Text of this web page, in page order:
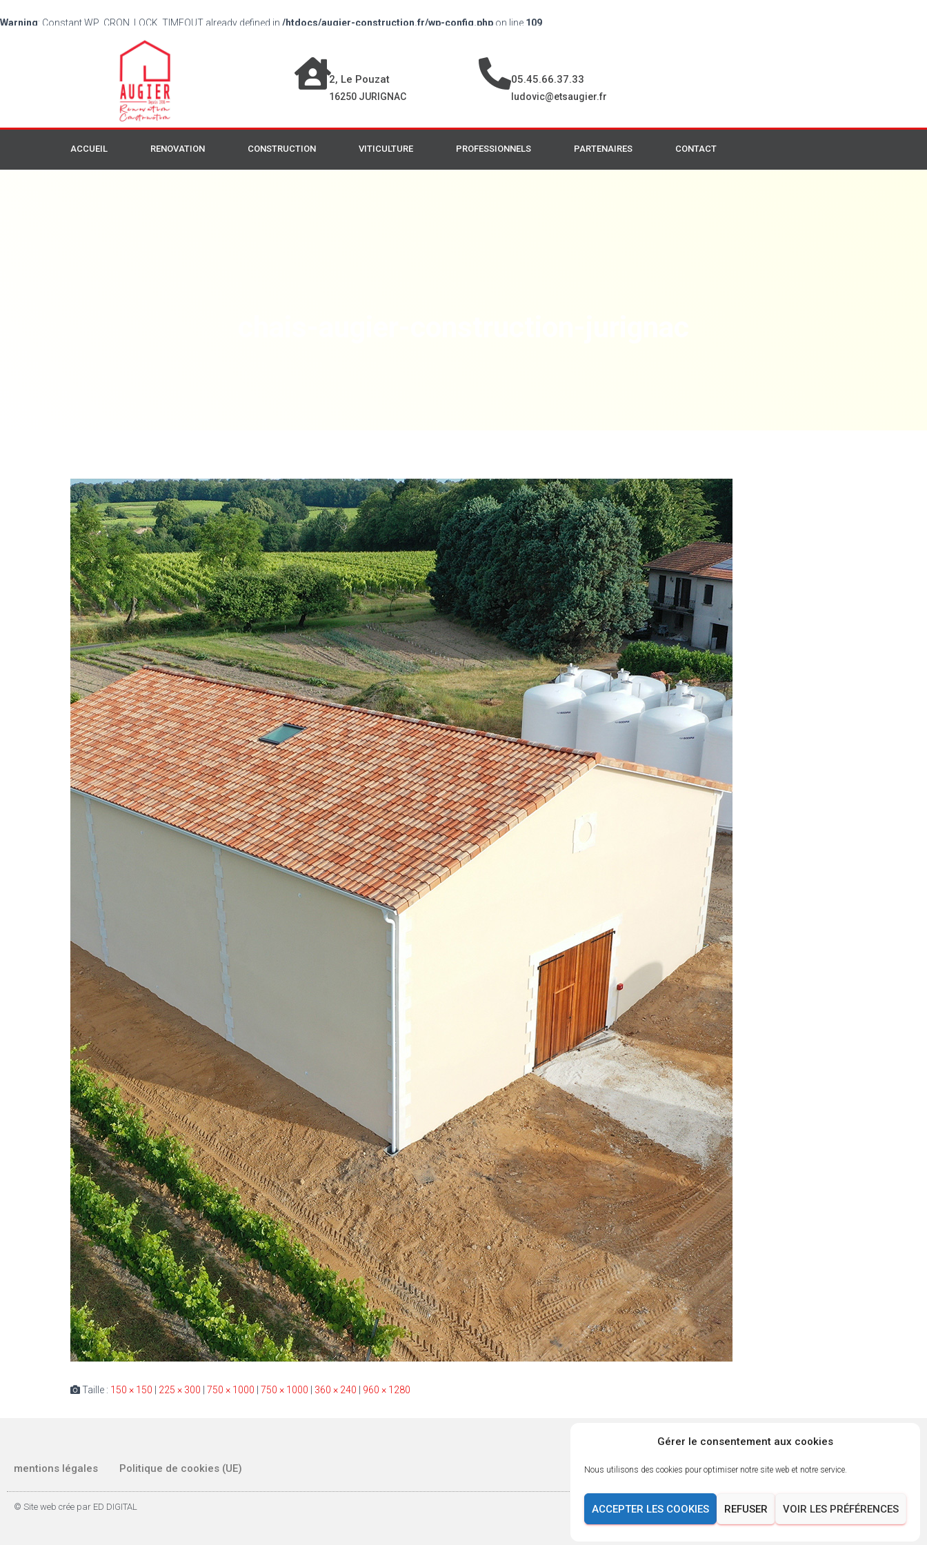
Gérer le consentement aux cookies
Nous utilisons des cookies pour optimiser notre site web et notre service.
ACCEPTER LES COOKIES REFUSER VOIR LES PRÉFÉRENCES
Warning: Constant WP_CRON_LOCK_TIMEOUT already defined in /htdocs/augier-construction.fr/wp-config.php on line 109
2, Le Pouzat
16250 JURIGNAC
05.45.66.37.33
ludovic@etsaugier.fr
ACCUEIL RENOVATION CONSTRUCTION VITICULTURE PROFESSIONNELS PARTENAIRES CONTACT
Taille : 150 × 150 225 × 300 750 × 1000 750 × 1000 360 × 240 960 × 1280
mentions légales Politique de cookies (UE)
© Site web crée par ED DIGITAL Suivez notre actualité